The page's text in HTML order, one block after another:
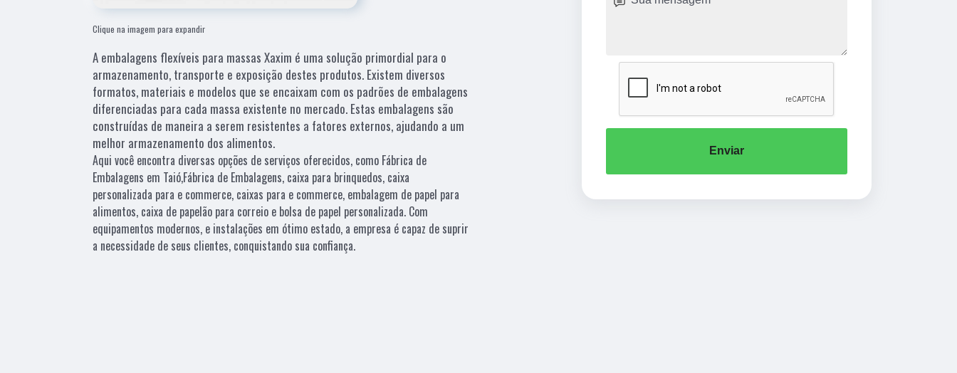
Clique na imagem para expandir
A embalagens flexíveis para massas Xaxim é uma solução primordial para o
armazenamento, transporte e exposição destes produtos. Existem diversos
formatos, materiais e modelos que se encaixam com os padrões de embalagens
diferenciadas para cada massa existente no mercado. Estas embalagens são
construídas de maneira a serem resistentes a fatores externos, ajudando a um
melhor armazenamento dos alimentos.
Aqui você encontra diversas opções de serviços oferecidos, como Fábrica de
Embalagens em Taió,Fábrica de Embalagens, caixa para brinquedos, caixa
personalizada para e commerce, caixas para e commerce, embalagem de papel para
alimentos, caixa de papelão para correio e bolsa de papel personalizada. Com
equipamentos modernos, e instalações em ótimo estado, a empresa é capaz de suprir
a necessidade de seus clientes, conquistando sua confiança.
Enviar